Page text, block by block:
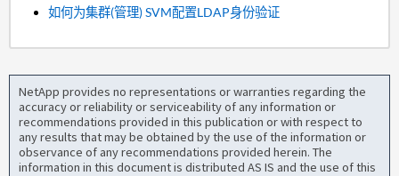
如何为集群(管理) SVM配置LDAP身份验证
NetApp provides no representations or warranties regarding the
accuracy or reliability or serviceability of any information or
recommendations provided in this publication or with respect to
any results that may be obtained by the use of the information or
observance of any recommendations provided herein. The
information in this document is distributed AS IS and the use of this